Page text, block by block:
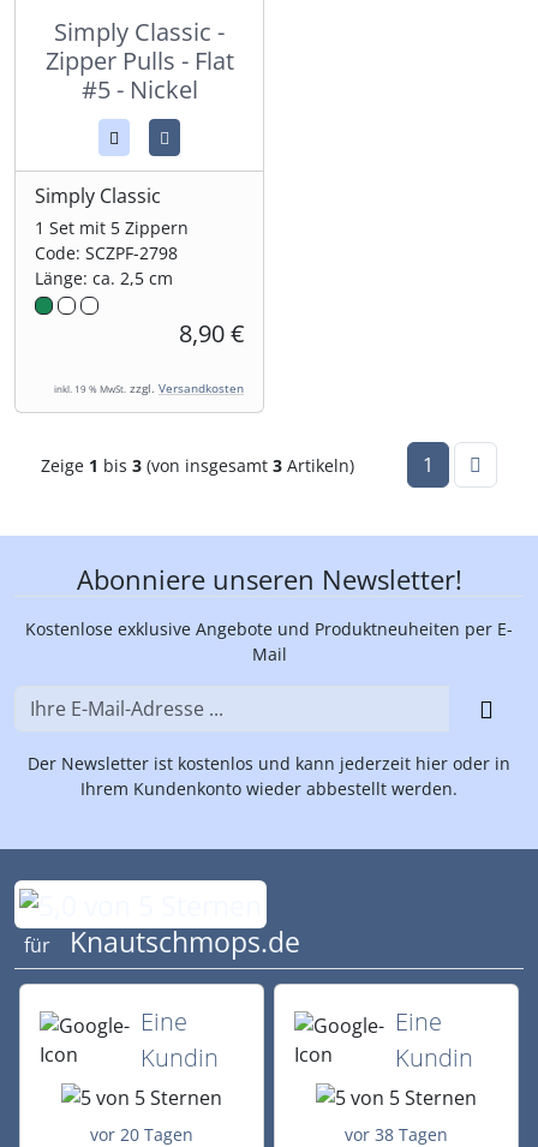
Simply Classic -
Zipper Pulls - Flat
#5 - Nickel
Simply Classic
1 Set mit 5 Zippern
Code: SCZPF-2798
Länge: ca. 2,5 cm
8,90 €
inkl. 19 % MwSt. zzgl. Versandkosten
Zeige 1 bis 3 (von insgesamt 3 Artikeln) 1
Abonniere unseren Newsletter!
Kostenlose exklusive Angebote und Produktneuheiten per E-
Mail
Der Newsletter ist kostenlos und kann jederzeit hier oder in
Ihrem Kundenkonto wieder abbestellt werden.
Bewertungen für Knautschmops.de:
für Knautschmops.de
5 von 5 Sternen von einer Kundin vor
Eine
Kundin
vor 20 Tagen
5 von 5 Sternen
Eine
Kundin
vor 38 Tagen